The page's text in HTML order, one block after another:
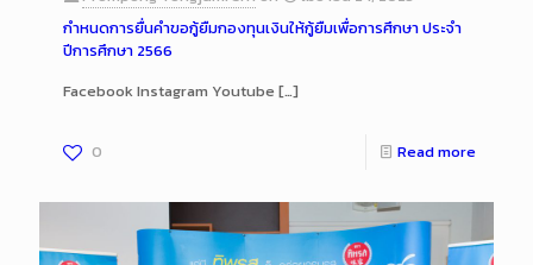
กำหนดการยื่นคำขอกู้ยืมกองทุนเงินให้กู้ยืมเพื่อการศึกษา ประจำ
ปีการศึกษา 2566
Facebook Instagram Youtube […]
0 Read more